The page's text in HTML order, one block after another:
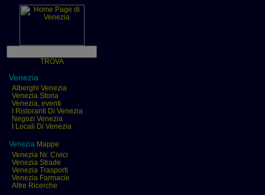
TROVA
Venezia
Alberghi Venezia
Venezia Storia
Venezia, eventi
I Ristoranti Di Venezia
Negozi Venezia
I Locali Di Venezia
Venezia Mappe
Venezia Nr. Civici
Venezia Strade
Venezia Trasporti
Venezia Farmacie
Altre Ricerche